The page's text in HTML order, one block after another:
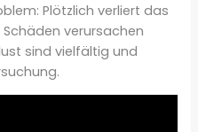
Plötzlich verliert das
verursachen
sind vielfältig und